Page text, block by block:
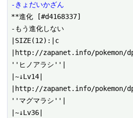
-きょだいかざん
**進化 [#d4168337]
-もう進化しない
|SIZE(12):|c
|http://zapanet.info/pokemon/
''ヒノアラシ''|
|~↓Lv14|
|http://zapanet.info/pokemon/
''マグマラシ''|
|~↓Lv36|